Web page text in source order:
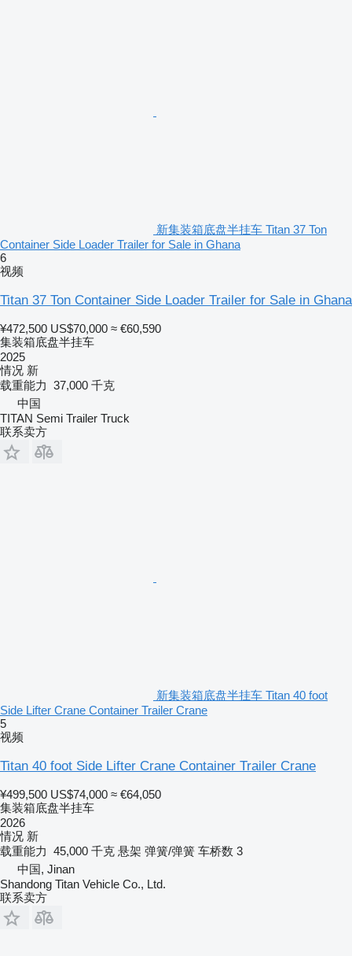
新集装箱底盘半挂车 Titan 37 Ton
Container Side Loader Trailer for Sale in Ghana
6
视频
Titan 37 Ton Container Side Loader Trailer for Sale in Ghana
¥472,500 US$70,000 ≈ €60,590
集装箱底盘半挂车
2025
情况 新
载重能力 37,000 千克
中国
TITAN Semi Trailer Truck
联系卖方
新集装箱底盘半挂车 Titan 40 foot
Side Lifter Crane Container Trailer Crane
5
视频
Titan 40 foot Side Lifter Crane Container Trailer Crane
¥499,500 US$74,000 ≈ €64,050
集装箱底盘半挂车
2026
情况 新
载重能力 45,000 千克 悬架 弹簧/弹簧 车桥数 3
中国, Jinan
Shandong Titan Vehicle Co., Ltd.
联系卖方